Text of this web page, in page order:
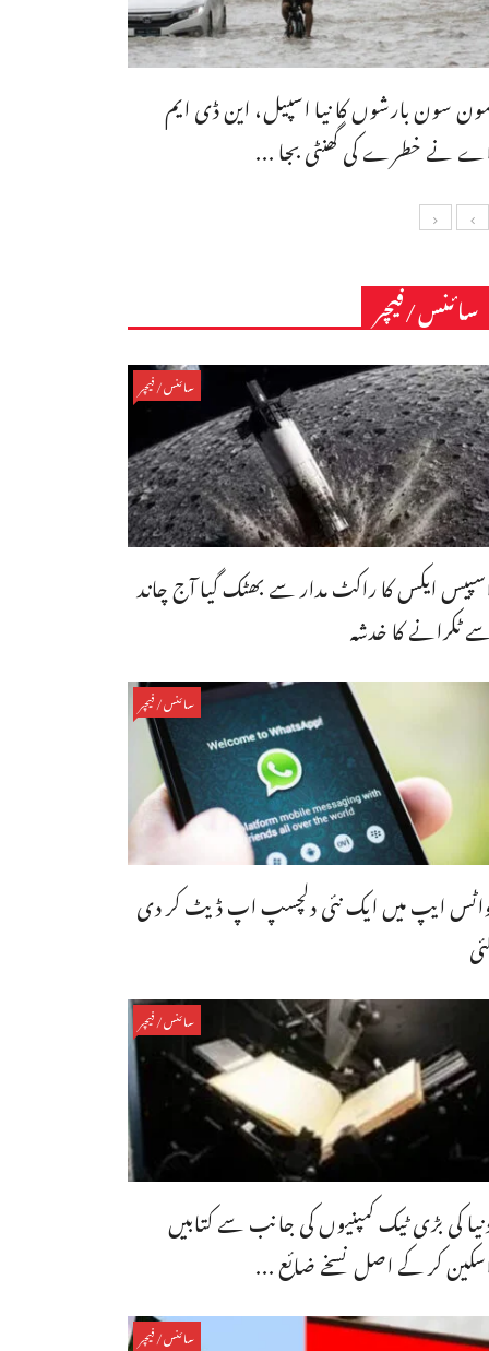
سون بارشوں کا نیا اسپیل، این ڈی ایم
نے خطرے کی گھنٹی بجا ...
سائنس/فیچر
سائنس/فیچر
ایکس کا راکٹ مدار سے بھٹک گیا آج چاند
ٹکرانے کا خدشہ
سائنس/فیچر
ایپ میں ایک نئی دلچسپ اپ ڈیٹ کر دی
سائنس/فیچر
کی بڑی ٹیک کمپنیوں کی جانب سے کتابیں
کر کے اصل نسخے ضائع ...
سائنس/فیچر